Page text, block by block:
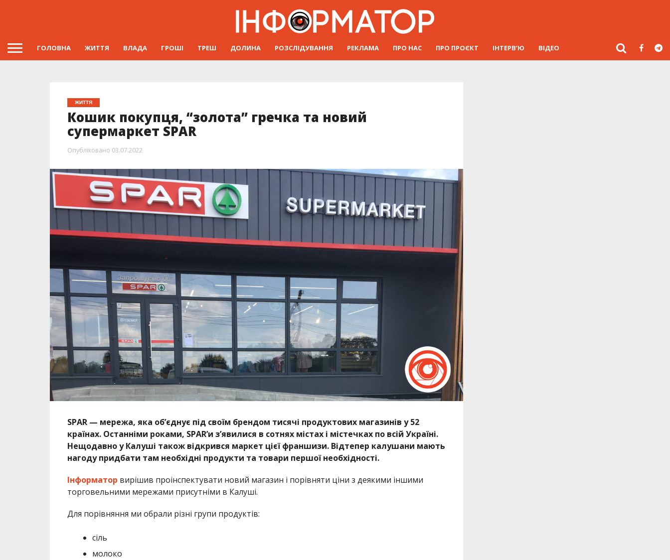
ГОЛОВНА ЖИТТЯ ВЛАДА ГРОШІ ТРЕШ ДОЛИНА РОЗСЛІДУВАННЯ РЕКЛАМА ПРО НАС ПРО ПРОЄКТ ІНТЕРВ’Ю ВІДЕО
ЖИТТЯ
Кошик покупця, “золота” гречка та новий
супермаркет SPAR
Опубліковано 03.07.2022
SPAR — мережа, яка об’єднує під своїм брендом тисячі продуктових магазинів у 52
країнах. Останніми роками, SPAR’и з’явилися в сотнях містах і містечках по всій Україні.
Нещодавно у Калуші також відкрився маркет цієї франшизи. Відтепер калушани мають
нагоду придбати там необхідні продукти та товари першої необхідності.
Інформатор вирішив проінспектувати новий магазин і порівняти ціни з деякими іншими
торговельними мережами присутніми в Калуші.
Для порівняння ми обрали різні групи продуктів:
сіль
молоко